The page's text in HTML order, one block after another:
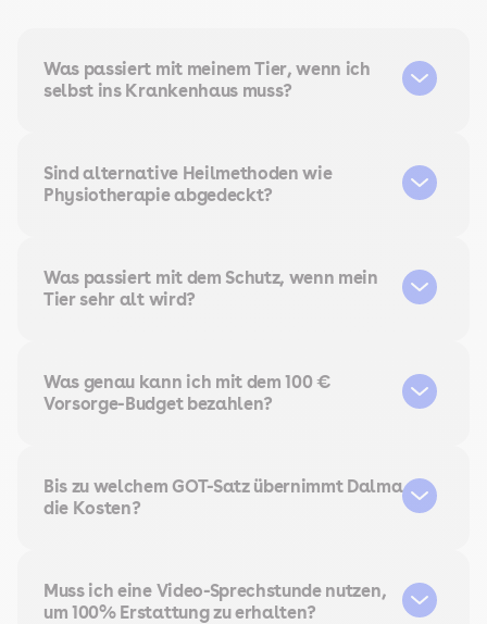
Was passiert mit meinem Tier, wenn ich
selbst ins Krankenhaus muss?
Sind alternative Heilmethoden wie
Physiotherapie abgedeckt?
Was passiert mit dem Schutz, wenn mein
Tier sehr alt wird?
Was genau kann ich mit dem 100 €
Vorsorge-Budget bezahlen?
Bis zu welchem GOT-Satz übernimmt Dalma
die Kosten?
Muss ich eine Video-Sprechstunde nutzen,
um 100% Erstattung zu erhalten?